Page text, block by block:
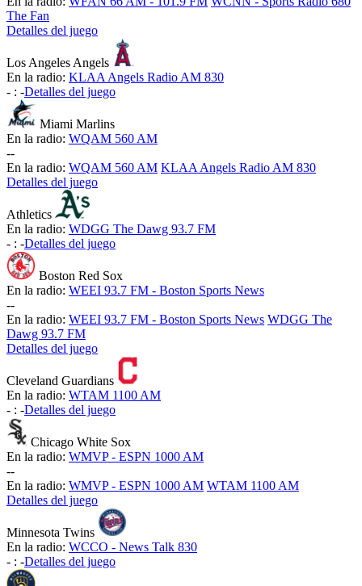
The Fan
Detalles del juego
Los Angeles Angels
En la radio: KLAA Angels Radio AM 830
- : -Detalles del juego
Miami Marlins
En la radio: WQAM 560 AM
--
En la radio: WQAM 560 AM KLAA Angels Radio AM 830
Detalles del juego
Athletics
En la radio: WDGG The Dawg 93.7 FM
- : -Detalles del juego
Boston Red Sox
En la radio: WEEI 93.7 FM - Boston Sports News
--
En la radio: WEEI 93.7 FM - Boston Sports News WDGG The
Dawg 93.7 FM
Detalles del juego
Cleveland Guardians
En la radio: WTAM 1100 AM
- : -Detalles del juego
Chicago White Sox
En la radio: WMVP - ESPN 1000 AM
--
En la radio: WMVP - ESPN 1000 AM WTAM 1100 AM
Detalles del juego
Minnesota Twins
En la radio: WCCO - News Talk 830
- : -Detalles del juego